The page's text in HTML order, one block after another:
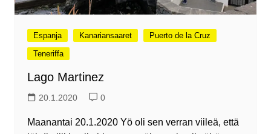
Espanja Kanariansaaret
Puerto de la Cruz
Teneriffa
Lago Martinez
20.1.2020 0
Maanantai 20.1.2020 Yö oli sen verran viileä, että